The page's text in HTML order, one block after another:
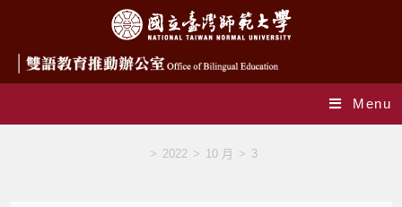
Menu
> 2022 > 10 月 > 3